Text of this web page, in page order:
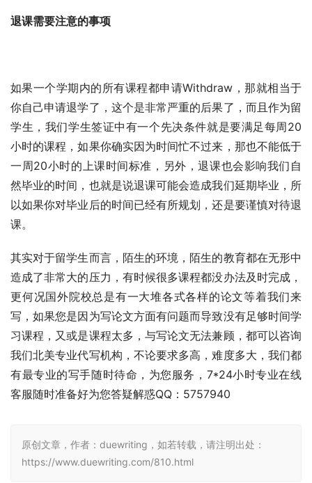
退课需要注意的事项
如果一个学期内的所有课程都申请Withdraw，那就相当于
你自己申请退学了，这个是非常严重的后果了，而且作为留
学生，我们学生签证中有一个先决条件就是要满足每周20
小时的课程，如果你确实因为时间忙不过来，那也不能低于
一周20小时的上课时间标准，另外，退课也会影响我们自
然毕业的时间，也就是说退课可能会造成我们延期毕业，所
以如果你对毕业后的时间已经有所规划，还是要谨慎对待退
课。
其实对于留学生而言，陌生的环境，陌生的教育都在无形中
造成了非常大的压力，有时候很多课程都没办法及时完成，
更何况国外院校总是有一大堆各式各样的论文等着我们来
写，如果您是因为写论文方面有问题而导致没有足够时间学
习课程，又或是课程太多，与写论文无法兼顾，都可以咨询
我们北美专业代写机构，不论要求多高，难度多大，我们都
有最专业的写手随时待命，为您服务，7*24小时专业在线
客服随时准备好为您答疑解惑QQ：5757940
原创文章，作者：duewriting，如若转载，请注明出处：
https://www.duewriting.com/810.html